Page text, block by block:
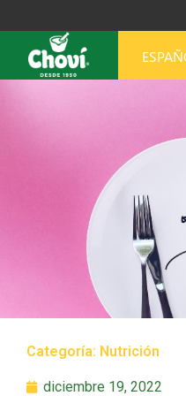
Categoría: Nutrición
diciembre 19, 2022